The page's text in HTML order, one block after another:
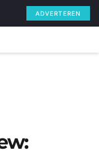
ADVERTEREN